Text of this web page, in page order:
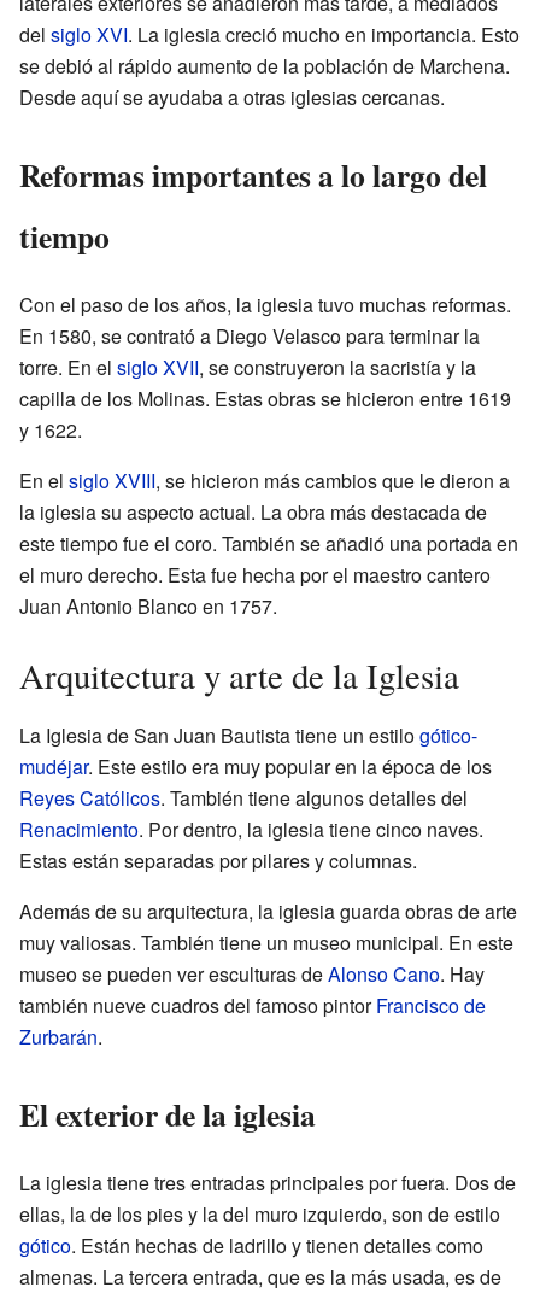
del siglo XVI. La iglesia creció mucho en importancia. Esto
se debió al rápido aumento de la población de Marchena.
Desde aquí se ayudaba a otras iglesias cercanas.
Reformas importantes a lo largo del
tiempo
Con el paso de los años, la iglesia tuvo muchas reformas.
En 1580, se contrató a Diego Velasco para terminar la
torre. En el siglo XVII, se construyeron la sacristía y la
capilla de los Molinas. Estas obras se hicieron entre 1619
y 1622.
En el siglo XVIII, se hicieron más cambios que le dieron a
la iglesia su aspecto actual. La obra más destacada de
este tiempo fue el coro. También se añadió una portada en
el muro derecho. Esta fue hecha por el maestro cantero
Juan Antonio Blanco en 1757.
Arquitectura y arte de la Iglesia
La Iglesia de San Juan Bautista tiene un estilogótico-
mudéjar. Este estilo era muy popular en la época de los
Reyes Católicos. También tiene algunos detalles del
Renacimiento. Por dentro, la iglesia tiene cinco naves.
Estas están separadas por pilares y columnas.
Además de su arquitectura, la iglesia guarda obras de arte
muy valiosas. También tiene un museo municipal. En este
museo se pueden ver esculturas deAlonso Cano. Hay
también nueve cuadros del famoso pintorFrancisco de
Zurbarán.
El exterior de la iglesia
La iglesia tiene tres entradas principales por fuera. Dos de
ellas, la de los pies y la del muro izquierdo, son de estilo
gótico. Están hechas de ladrillo y tienen detalles como
almenas. La tercera entrada, que es la más usada, es de